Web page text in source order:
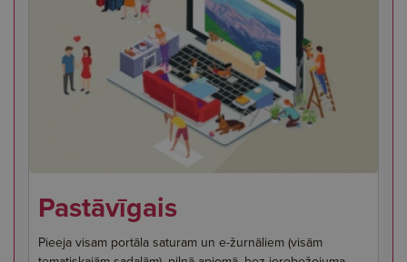
Pastāvīgais
Pieeja visam portāla saturam un e-žurnāliem (visām